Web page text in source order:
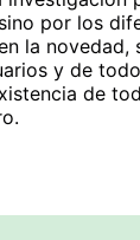
por los
la novedad,
y de
de